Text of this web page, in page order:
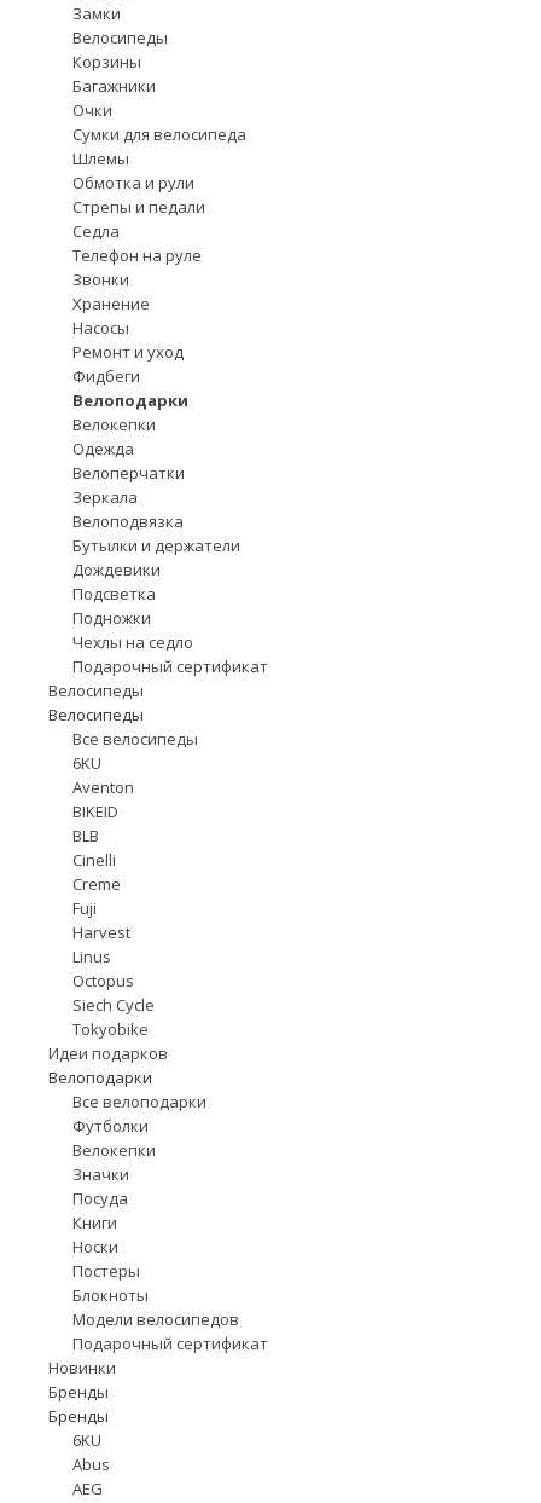
Замки
Велосипеды
Корзины
Багажники
Очки
Сумки для велосипеда
Шлемы
Обмотка и рули
Стрепы и педали
Седла
Телефон на руле
Звонки
Хранение
Насосы
Ремонт и уход
Фидбеги
Велоподарки
Велокепки
Одежда
Велоперчатки
Зеркала
Велоподвязка
Бутылки и держатели
Дождевики
Подсветка
Подножки
Чехлы на седло
Подарочный сертификат
Велосипеды
Велосипеды
Все велосипеды
6KU
Aventon
BIKEID
BLB
Cinelli
Creme
Fuji
Harvest
Linus
Octopus
Siech Cycle
Tokyobike
Идеи подарков
Велоподарки
Все велоподарки
Футболки
Велокепки
Значки
Посуда
Книги
Носки
Постеры
Блокноты
Модели велосипедов
Подарочный сертификат
Новинки
Бренды
Бренды
6KU
Abus
AEG